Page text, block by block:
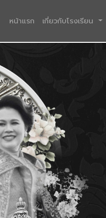
หน้าแรก (current)
เกี่ยวกับโรงเรียน